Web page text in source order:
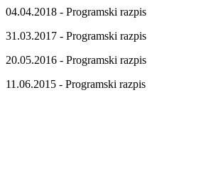
04.04.2018 - Programski razpis
31.03.2017 - Programski razpis
20.05.2016 - Programski razpis
11.06.2015 - Programski razpis